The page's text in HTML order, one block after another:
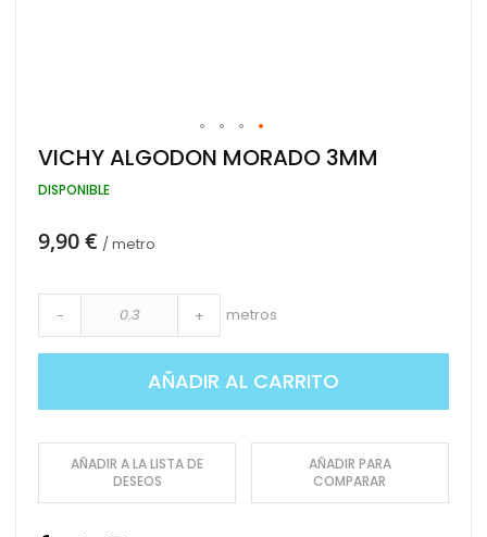
Saltar
al
comienzo
galería
VICHY ALGODON MORADO 3MM
DISPONIBLE
9,90 € / metro
- + metros
AÑADIR AL CARRITO
AÑADIR A LA LISTA DE
DESEOS
AÑADIR PARA
COMPARAR